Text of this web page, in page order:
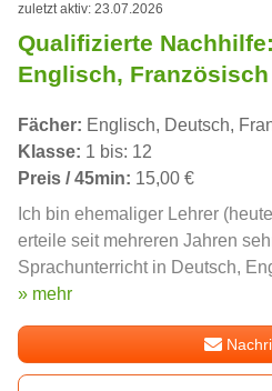
zuletzt aktiv: 23.07.2026
Qualifizierte
Englisch, Französisch
Fächer: Englisch, Deutsch,
Klasse: 1 bis: 12
Preis / 45min: 15,00 €
Ich bin ehemaliger Lehrer
erteile seit mehreren Jahren
Sprachunterricht in Deutsch,
» mehr